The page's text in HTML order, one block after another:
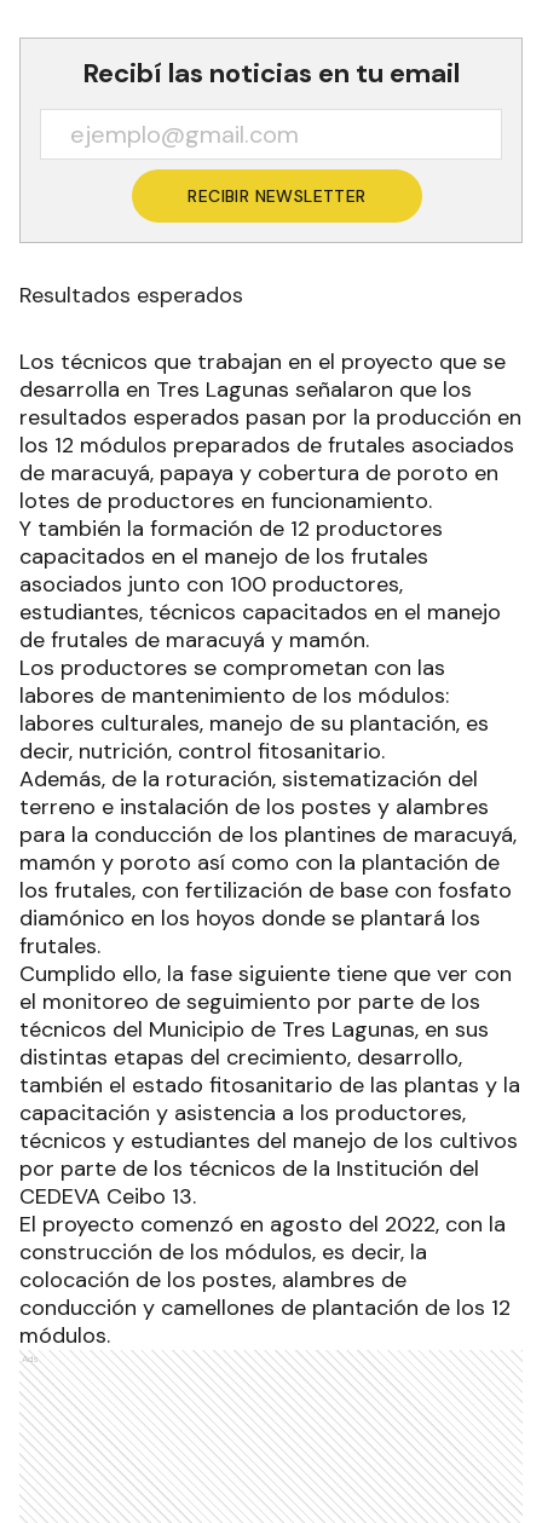
Recibí las noticias en tu email
RECIBIR NEWSLETTER
Resultados esperados
Los técnicos que trabajan en el proyecto que se
desarrolla en Tres Lagunas señalaron que los
resultados esperados pasan por la producción en
los 12 módulos preparados de frutales asociados
de maracuyá, papaya y cobertura de poroto en
lotes de productores en funcionamiento.
Y también la formación de 12 productores
capacitados en el manejo de los frutales
asociados junto con 100 productores,
estudiantes, técnicos capacitados en el manejo
de frutales de maracuyá y mamón.
Los productores se comprometan con las
labores de mantenimiento de los módulos:
labores culturales, manejo de su plantación, es
decir, nutrición, control fitosanitario.
Además, de la roturación, sistematización del
terreno e instalación de los postes y alambres
para la conducción de los plantines de maracuyá,
mamón y poroto así como con la plantación de
los frutales, con fertilización de base con fosfato
diamónico en los hoyos donde se plantará los
frutales.
Cumplido ello, la fase siguiente tiene que ver con
el monitoreo de seguimiento por parte de los
técnicos del Municipio de Tres Lagunas, en sus
distintas etapas del crecimiento, desarrollo,
también el estado fitosanitario de las plantas y la
capacitación y asistencia a los productores,
técnicos y estudiantes del manejo de los cultivos
por parte de los técnicos de la Institución del
CEDEVA Ceibo 13.
El proyecto comenzó en agosto del 2022, con la
construcción de los módulos, es decir, la
colocación de los postes, alambres de
conducción y camellones de plantación de los 12
módulos.
Ads